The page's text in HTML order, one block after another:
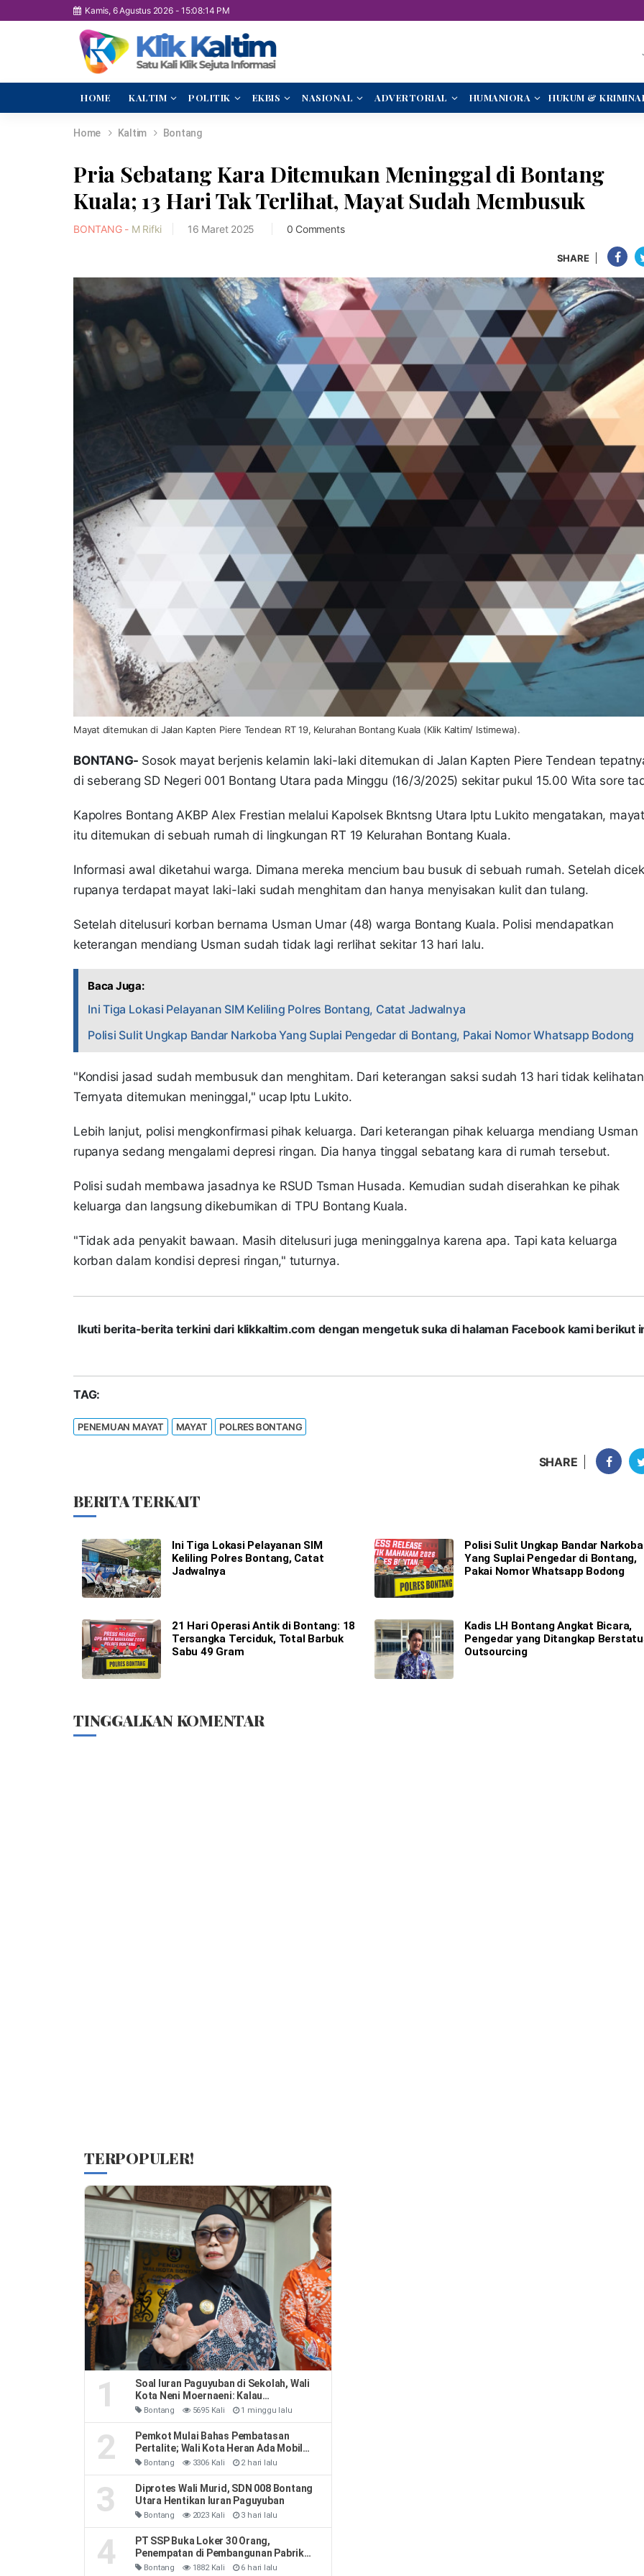
Kamis, 6 Agustus 2026-15:08:15 PM
HOME KALTIM POLITIK EKBIS NASIONAL ADVERTORIAL HUMANIORA HUKUM &
Home Kaltim Bontang
Pria Sebatang Kara Ditemukan Meninggal di Bontang
Kuala; 13 Hari Tak Terlihat, Mayat Sudah Membusuk
BONTANG - M Rifki 16 Maret 2025 0 Comments
SHARE
Mayat ditemukan di Jalan Kapten Piere Tendean RT 19, Kelurahan Bontang Kuala (Klik Kaltim/ Istimewa).
BONTANG- Sosok mayat berjenis kelamin laki-laki ditemukan di Jalan Kapten Piere Tendean
di seberang SD Negeri 001 Bontang Utara pada Minggu (16/3/2025) sekitar pukul 15.00 Wita sore
Kapolres Bontang AKBP Alex Frestian melalui Kapolsek Bkntsng Utara Iptu Lukito mengatakan, mayat
itu ditemukan di sebuah rumah di lingkungan RT 19 Kelurahan Bontang Kuala.
Informasi awal diketahui warga. Dimana mereka mencium bau busuk di sebuah rumah. Setelah dicek
rupanya terdapat mayat laki-laki sudah menghitam dan hanya menyisakan kulit dan tulang.
Setelah ditelusuri korban bernama Usman Umar (48) warga Bontang Kuala. Polisi mendapatkan
keterangan mendiang Usman sudah tidak lagi rerlihat sekitar 13 hari lalu.
Baca Juga:
Ini Tiga Lokasi Pelayanan SIM Keliling Polres Bontang, Catat Jadwalnya
Polisi Sulit Ungkap Bandar Narkoba Yang Suplai Pengedar di Bontang, Pakai Nomor Whatsapp Bodong
"Kondisi jasad sudah membusuk dan menghitam. Dari keterangan saksi sudah 13 hari tidak
Ternyata ditemukan meninggal," ucap Iptu Lukito.
Lebih lanjut, polisi mengkonfirmasi pihak keluarga. Dari keterangan pihak keluarga mendiang Usman
rupanya sedang mengalami depresi ringan. Dia hanya tinggal sebatang kara di rumah tersebut.
Polisi sudah membawa jasadnya ke RSUD Tsman Husada. Kemudian sudah diserahkan ke pihak
keluarga dan langsung dikebumikan di TPU Bontang Kuala.
"Tidak ada penyakit bawaan. Masih ditelusuri juga meninggalnya karena apa. Tapi kata keluarga
korban dalam kondisi depresi ringan," tuturnya.
Ikuti berita-berita terkini dari klikkaltim.com dengan mengetuk suka di halaman Facebook kami berikut
TAG:
PENEMUAN MAYAT MAYAT POLRES BONTANG
SHARE
BERITA TERKAIT
Ini Tiga Lokasi Pelayanan SIM
Keliling Polres Bontang, Catat
Jadwalnya
Polisi Sulit Ungkap Bandar Narkoba
Yang Suplai Pengedar di Bontang,
Pakai Nomor Whatsapp Bodong
21 Hari Operasi Antik di Bontang: 18
Tersangka Terciduk, Total Barbuk
Sabu 49 Gram
Kadis LH Bontang Angkat Bicara,
Pengedar yang Ditangkap
Outsourcing
TINGGALKAN KOMENTAR
TERPOPULER!
1
Soal Iuran Paguyuban di Sekolah, Wali
Kota Neni Moernaeni: Kalau
Kesepakatan Orang Tua Jangan Ribut-
Ribut
Bontang 5695 Kali 1 minggu lalu
2
Pemkot Mulai Bahas Pembatasan
Pertalite; Wali Kota Heran Ada Mobil
Habiskan 40 Liter Sehari
Bontang 3306 Kali 2 hari lalu
3
Diprotes Wali Murid, SDN 008 Bontang
Utara Hentikan Iuran Paguyuban
Bontang 2023 Kali 3 hari lalu
4
PT SSP Buka Loker 30 Orang,
Penempatan di Pembangunan Pabrik
Soda Ash
Bontang 1882 Kali 6 hari lalu